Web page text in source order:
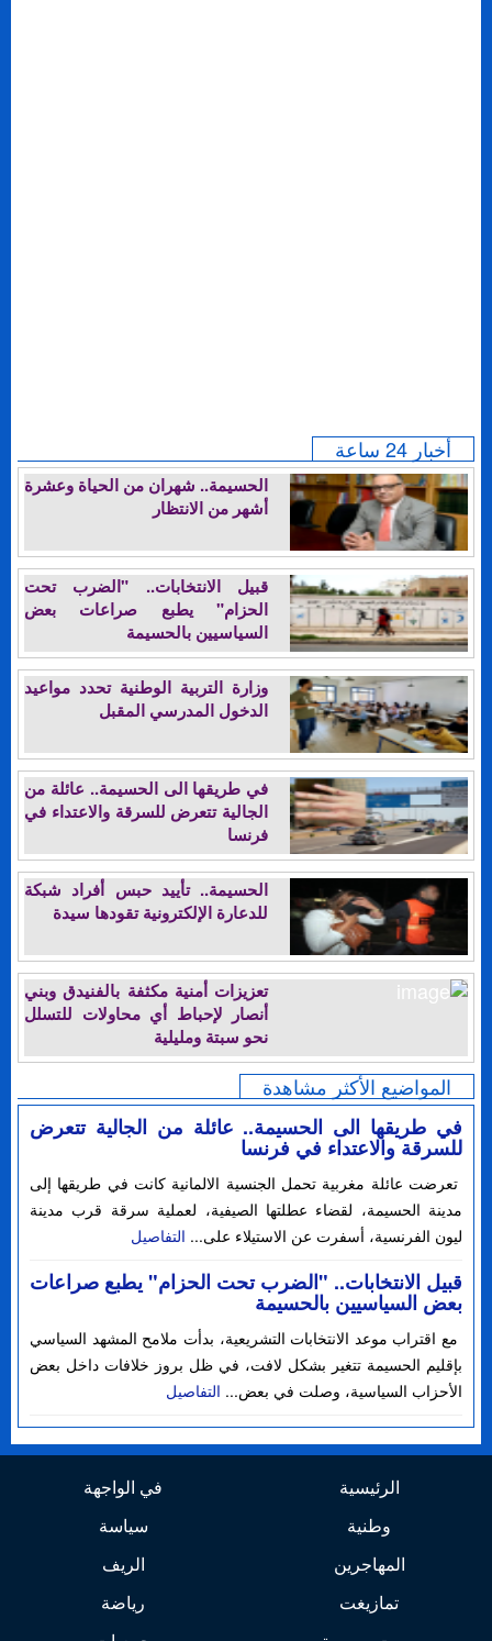
أخبار 24 ساعة
الحسيمة.. شهران من الحياة وعشرة
أشهر من الانتظار
قبيل الانتخابات.. "الضرب تحت
الحزام" يطبع صراعات بعض
السياسيين بالحسيمة
وزارة التربية الوطنية تحدد مواعيد
الدخول المدرسي المقبل
في طريقها الى الحسيمة.. عائلة من
الجالية تتعرض للسرقة والاعتداء في
فرنسا
الحسيمة.. تأييد حبس أفراد شبكة
للدعارة الإلكترونية تقودها سيدة
تعزيزات أمنية مكثفة بالفنيدق وبني
أنصار لإحباط أي محاولات للتسلل
نحو سبتة ومليلية
المواضيع الأكثر مشاهدة
في طريقها الى الحسيمة.. عائلة من الجالية تتعرض
للسرقة والاعتداء في فرنسا
تعرضت عائلة مغربية تحمل الجنسية الالمانية كانت في طريقها إلى
مدينة الحسيمة، لقضاء عطلتها الصيفية، لعملية سرقة قرب مدينة
ليون الفرنسية، أسفرت عن الاستيلاء على... التفاصيل
قبيل الانتخابات.. "الضرب تحت الحزام" يطبع صراعات
بعض السياسيين بالحسيمة
مع اقتراب موعد الانتخابات التشريعية، بدأت ملامح المشهد السياسي
بإقليم الحسيمة تتغير بشكل لافت، في ظل بروز خلافات داخل بعض
الأحزاب السياسية، وصلت في بعض... التفاصيل
في الواجهة
الرئيسية
سياسة
وطنية
الريف
المهاجرين
رياضة
تمازيغت